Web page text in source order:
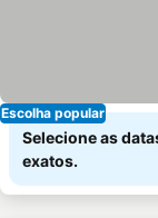
Escolha popular
Selecione as
exatos.